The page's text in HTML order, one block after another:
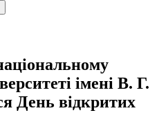
імені В. Г.
День відкритих